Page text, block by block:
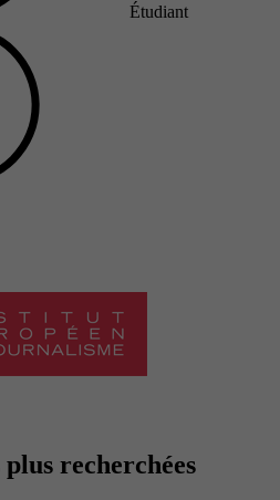
Étudiant
recherchées